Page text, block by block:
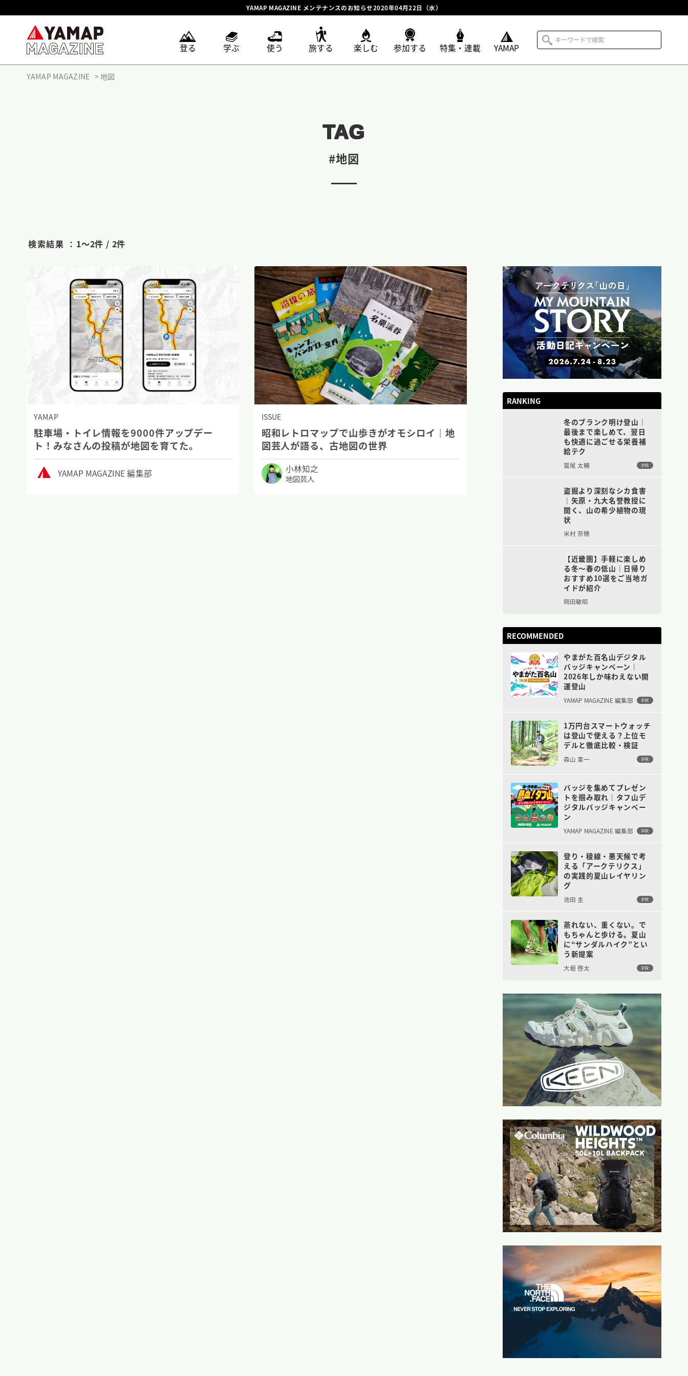
YAMAP MAGAZINE メンテナンスのお知らせ2020年04月22日（水）
登る 学ぶ 使う 旅する 楽しむ 参加する 特集・連載 YAMAP
YAMAP MAGAZINE 地図
TAG
#地図
検索結果 ： 1〜2件 / 2件
YAMAP
駐車場・トイレ情報を9000件アップデー
ト！みなさんの投稿が地図を育てた。
YAMAP MAGAZINE 編集部
ISSUE
昭和レトロマップで山歩きがオモシロイ｜地
図芸人が語る、古地図の世界
小林知之
地図芸人
RANKING
冬のブランク明け登山｜
最後まで楽しめて、翌日
も快適に過ごせる栄養補
給テク
鷲尾 太輔 PR
盗掘より深刻なシカ食害
｜矢原・九大名誉教授に
聞く、山の希少植物の現
状
米村 奈穂
【近畿圏】手軽に楽しめ
る冬〜春の低山｜日帰り
おすすめ10選をご当地ガ
イドが紹介
岡田敏昭
RECOMMENDED
やまがた百名山デジタル
バッジキャンペーン｜
2026年しか味わえない開
運登山
YAMAP MAGAZINE 編集部 PR
1万円台スマートウォッチ
は登山で使える？上位モ
デルと徹底比較・検証
森山 憲一 PR
バッジを集めてプレゼン
トを掴み取れ｜タフ山デ
ジタルバッジキャンペー
ン
YAMAP MAGAZINE 編集部 PR
登り・稜線・悪天候で考
える「アークテリクス」
の実践的夏山レイヤリン
グ
池田 圭 PR
蒸れない、重くない。で
もちゃんと歩ける。夏山
に“サンダルハイク”とい
う新提案
大堀 啓太 PR